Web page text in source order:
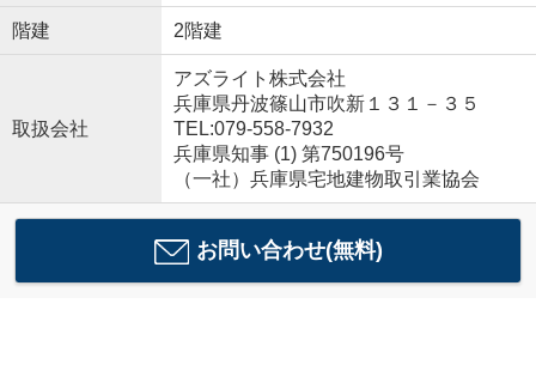
階建 2階建
取扱会社
アズライト株式会社
兵庫県丹波篠山市吹新１３１－３５
TEL:079-558-7932
兵庫県知事 (1) 第750196号
（一社）兵庫県宅地建物取引業協会
お問い合わせ(無料)